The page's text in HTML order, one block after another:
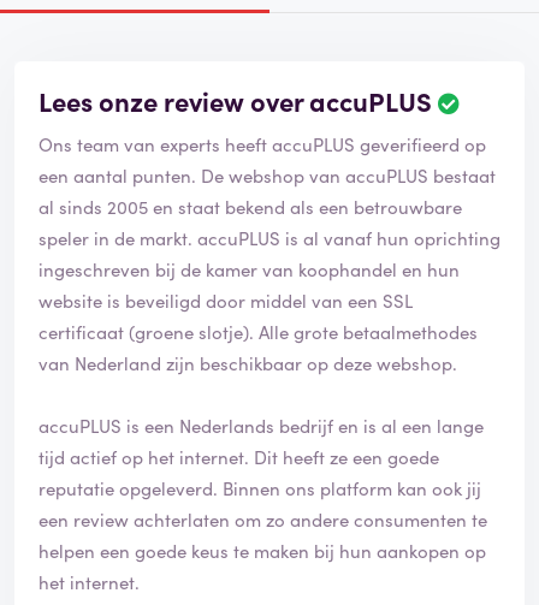
Lees onze review over accuPLUS
Ons team van experts heeft accuPLUS geverifieerd op
een aantal punten. De webshop van accuPLUS bestaat
al sinds 2005 en staat bekend als een betrouwbare
speler in de markt. accuPLUS is al vanaf hun oprichting
ingeschreven bij de kamer van koophandel en hun
website is beveiligd door middel van een SSL
certificaat (groene slotje). Alle grote betaalmethodes
van Nederland zijn beschikbaar op deze webshop.
accuPLUS is een Nederlands bedrijf en is al een lange
tijd actief op het internet. Dit heeft ze een goede
reputatie opgeleverd. Binnen ons platform kan ook jij
een review achterlaten om zo andere consumenten te
helpen een goede keus te maken bij hun aankopen op
het internet.